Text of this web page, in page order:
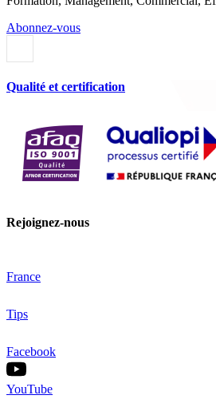
Abonnez-vous
Qualité et certification
Rejoignez-nous
France
Tips
Facebook
YouTube